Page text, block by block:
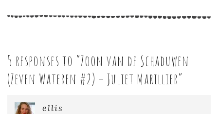
5 responses to “Zoon van de Schaduwen
(Zeven Wateren #2) – Juliet Marillier”
ellis